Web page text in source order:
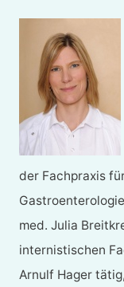
der Fachpraxis
med. Julia
internistischen
Arnulf Hager